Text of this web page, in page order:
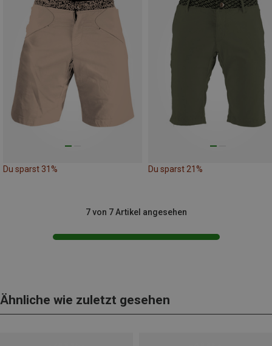
Du sparst 31% Du sparst 21%
7 von 7 Artikel angesehen
Ähnliche wie zuletzt gesehen